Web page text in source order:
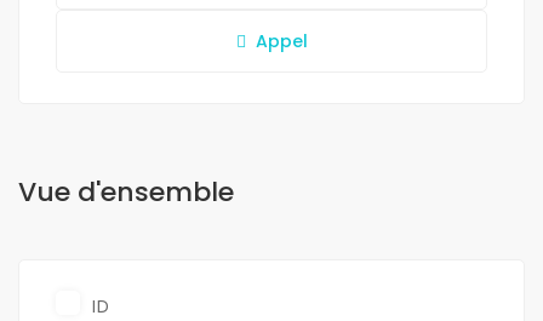
Appel
Vue d'ensemble
ID